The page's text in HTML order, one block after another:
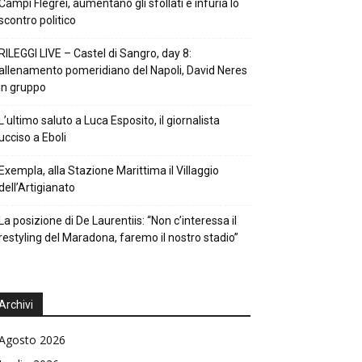
Flegrei, aumentano gli sfollati e infuria lo
politico
LIVE – Castel di Sangro, day 8:
pomeridiano del Napoli, David Neres
gruppo
saluto a Luca Esposito, il giornalista
a Eboli
alla Stazione Marittima il Villaggio
posizione di De Laurentiis: “Non c’interessa il
del Maradona, faremo il nostro stadio”
2026